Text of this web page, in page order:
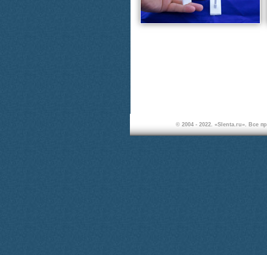
© 2004 - 2022. «Slenta.ru». Все